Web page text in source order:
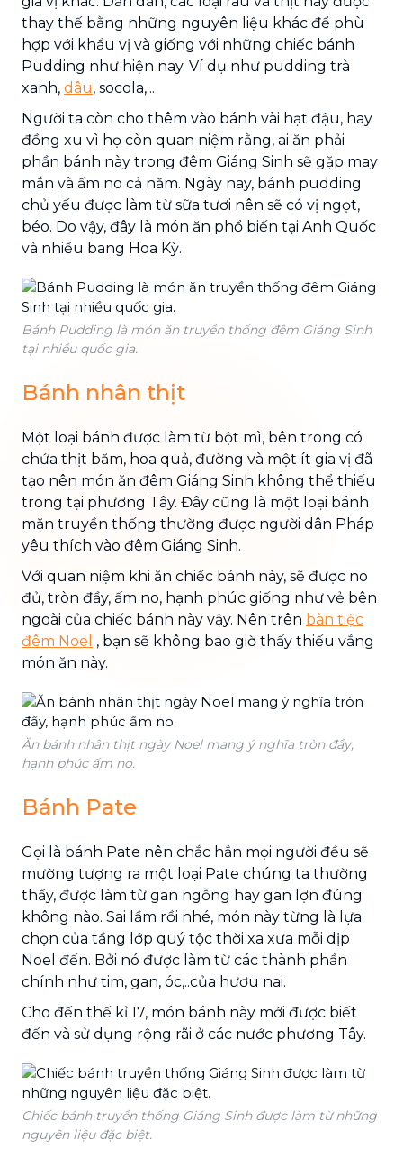
thay thế bằng những nguyên liệu khác để phù
hợp với khẩu vị và giống với những chiếc bánh
Pudding như hiện nay. Ví dụ như pudding trà
xanh, dâu, socola,...
Người ta còn cho thêm vào bánh vài hạt đậu, hay
đồng xu vì họ còn quan niệm rằng, ai ăn phải
phần bánh này trong đêm Giáng Sinh sẽ gặp may
mắn và ấm no cả năm. Ngày nay, bánh pudding
chủ yếu được làm từ sữa tươi nên sẽ có vị ngọt,
béo. Do vậy, đây là món ăn phổ biến tại Anh Quốc
và nhiều bang Hoa Kỳ.
Bánh Pudding là món ăn truyền thống đêm Giáng Sinh
tại nhiều quốc gia.
Bánh nhân thịt
Một loại bánh được làm từ bột mì, bên trong có
chứa thịt băm, hoa quả, đường và một ít gia vị đã
tạo nên món ăn đêm Giáng Sinh không thể thiếu
trong tại phương Tây. Đây cũng là một loại bánh
mặn truyền thống thường được người dân Pháp
yêu thích vào đêm Giáng Sinh.
Với quan niệm khi ăn chiếc bánh này, sẽ được no
đủ, tròn đầy, ấm no, hạnh phúc giống như vẻ bên
ngoài của chiếc bánh này vậy. Nên trên bàn tiệc
đêm Noel , bạn sẽ không bao giờ thấy thiếu vắng
món ăn này.
Ăn bánh nhân thịt ngày Noel mang ý nghĩa tròn đầy,
hạnh phúc ấm no.
Bánh Pate
Gọi là bánh Pate nên chắc hẳn mọi người đều sẽ
mường tượng ra một loại Pate chúng ta thường
thấy, được làm từ gan ngỗng hay gan lợn đúng
không nào. Sai lầm rồi nhé, món này từng là lựa
chọn của tầng lớp quý tộc thời xa xưa mỗi dịp
Noel đến. Bởi nó được làm từ các thành phần
chính như tim, gan, óc,..của hươu nai.
Cho đến thế kỉ 17, món bánh này mới được biết
đến và sử dụng rộng rãi ở các nước phương Tây.
Chiếc bánh truyền thống Giáng Sinh được làm từ những
nguyên liệu đặc biệt.